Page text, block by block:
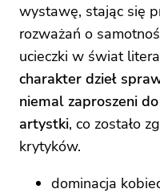
wystawę, stając się
rozważań o
ucieczki w świat
charakter dzieł
niemal zaproszeni
artystki, co zostało
krytyków.
dominacja